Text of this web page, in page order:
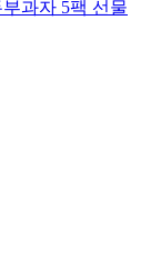
과자 5팩 선물